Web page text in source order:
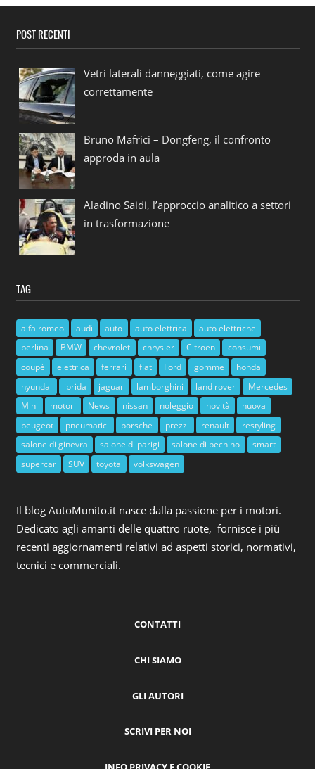
POST RECENTI
Vetri laterali danneggiati, come agire
correttamente
Bruno Mafrici – Dongfeng, il confronto
approda in aula
Aladino Saidi, l’approccio analitico a settori
in trasformazione
TAG
alfa romeo audi auto auto elettrica
auto elettriche
berlina
BMW chevrolet chrysler Citroen
consumi
coupè
elettrica ferrari fiat Ford gomme
honda
hyundai
ibrida jaguar lamborghini land rover
Mercedes
Mini
motori News nissan noleggio novità
nuova
peugeot
pneumatici porsche prezzi renault
restyling
salone di ginevra
salone di parigi salone di pechino
smart
supercar
SUV toyota volkswagen
Il blog AutoMunito.it nasce dalla passione per i motori.
Dedicato agli amanti delle quattro ruote, fornisce i più
recenti aggiornamenti relativi ad aspetti storici, normativi,
tecnici e commerciali.
CONTATTI
CHI SIAMO
GLI AUTORI
SCRIVI PER NOI